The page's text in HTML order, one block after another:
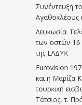
Συνέντευξη
Αγαθοκλέους
Λευκωσία:
των οστών 16
της ΕΛΔΥΚ
Eurovision
και η Μαρίζα
τουρκική
Τάτσιος, τ.